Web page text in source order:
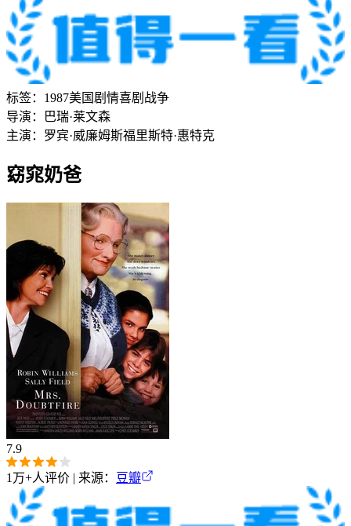
标签： 1987美国 剧情喜剧 战争
导演：
巴瑞·莱文森
主演： 罗宾·威廉姆斯福里斯特·惠特克
窈窕奶爸
7.9
1万+人评价 | 来源： 豆瓣